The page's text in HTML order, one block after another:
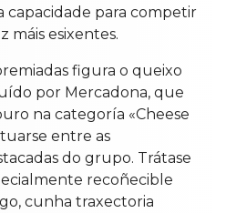
capacidade para competir
máis esixentes.
figura o queixo
por Mercadona, que
na categoría «Cheese
entre as
do grupo. Trátase
recoñecible
cunha traxectoria